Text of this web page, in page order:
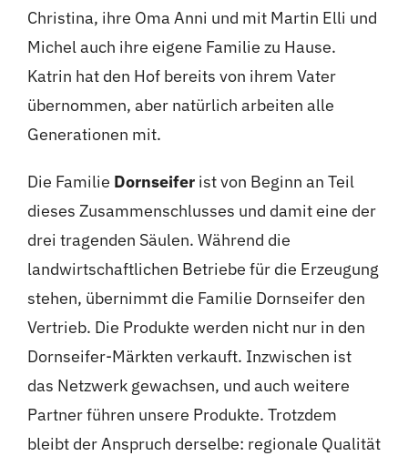
Christina, ihre Oma Anni und mit Martin Elli und
Michel auch ihre eigene Familie zu Hause.
Katrin hat den Hof bereits von ihrem Vater
übernommen, aber natürlich arbeiten alle
Generationen mit.
Die Familie Dornseiferist von Beginn an Teil
dieses Zusammenschlusses und damit eine der
drei tragenden Säulen. Während die
landwirtschaftlichen Betriebe für die Erzeugung
stehen, übernimmt die Familie Dornseifer den
Vertrieb. Die Produkte werden nicht nur in den
Dornseifer-Märkten verkauft. Inzwischen ist
das Netzwerk gewachsen, und auch weitere
Partner führen unsere Produkte. Trotzdem
bleibt der Anspruch derselbe: regionale Qualität